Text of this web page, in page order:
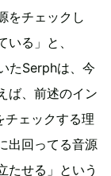
をチェックし
る」と、
たSerphは、今
ば、前述のイン
チェックする理
出回ってる音源
たせる」という